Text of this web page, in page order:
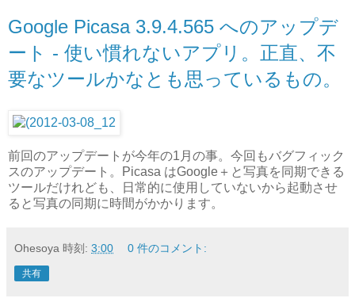
Google Picasa 3.9.4.565 へのアップデ
ート - 使い慣れないアプリ。正直、不
要なツールかなとも思っているもの。
前回のアップデートが今年の1月の事。今回もバグフィック
スのアップデート。Picasa はGoogle＋と写真を同期できる
ツールだけれども、日常的に使用していないから起動させ
ると写真の同期に時間がかかります。
Ohesoya 時刻: 3:00 0 件のコメント:
共有